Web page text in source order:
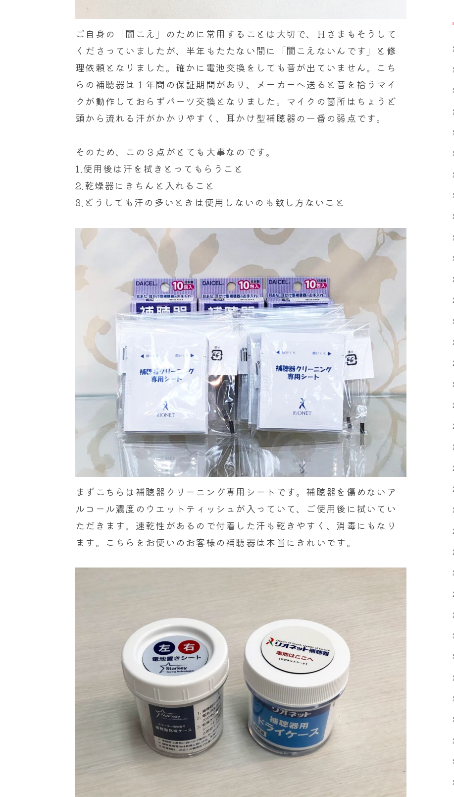
ご自身の「聞こえ」のために常用することは大切で、Ｈさまもそうして
くださっていましたが、半年もたたない間に「聞こえないんです」と修
理依頼となりました。確かに電池交換をしても音が出ていません。こち
らの補聴器は１年間の保証期間があり、メーカーへ送ると音を拾うマイ
クが動作しておらずパーツ交換となりました。マイクの箇所はちょうど
頭から流れる汗がかかりやすく、耳かけ型補聴器の一番の弱点です。
そのため、この３点がとても大事なのです。
1.使用後は汗を拭きとってもらうこと
2.乾燥器にきちんと入れること
3.どうしても汗の多いときは使用しないのも致し方ないこと
まずこちらは補聴器クリーニング専用シートです。補聴器を傷めないア
ルコール濃度のウエットティッシュが入っていて、ご使用後に拭いてい
ただきます。速乾性があるので付着した汗も乾きやすく、消毒にもなり
ます。こちらをお使いのお客様の補聴器は本当にきれいです。